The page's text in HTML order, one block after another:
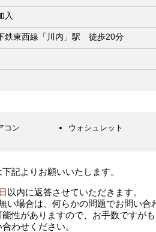
入
鉄東西線「川内」駅 徒歩20分
コン ウォシュレット
記よりお願いいたします。
以内に返答させていただきます。
い場合は、何らかの問題でお問い合
性がありますので、お手数ですが
わせください。